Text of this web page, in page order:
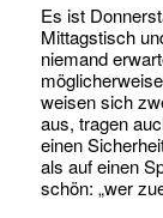
Es ist
Mittagstisch
niemand
weisen sich
aus, tragen
einen
als auf einen
schön: „wer